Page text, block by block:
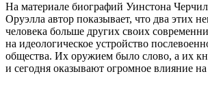
На материале биографий Уинстона
Оруэлла автор показывает, что два этих
человека больше других своих
на идеологическое устройство
общества. Их оружием было слово, а их
и сегодня оказывают огромное влияние